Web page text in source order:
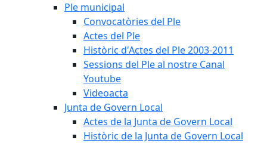
Ple municipal
Convocatòries del Ple
Actes del Ple
Històric d'Actes del Ple 2003-2011
Sessions del Ple al nostre Canal
Youtube
Videoacta
Junta de Govern Local
Actes de la Junta de Govern Local
Històric de la Junta de Govern Local